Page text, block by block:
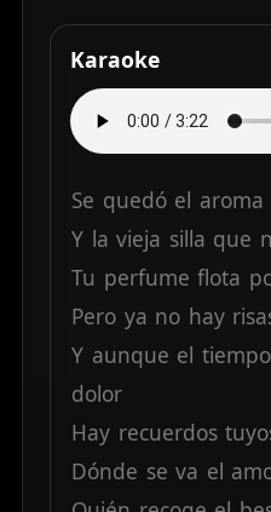
Karaoke
Se quedó el aroma
Y la vieja silla que
Tu perfume flota
Pero ya no hay
Y aunque el tiempo
dolor
Hay recuerdos
Dónde se va el